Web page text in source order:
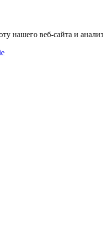
нашего веб-сайта и